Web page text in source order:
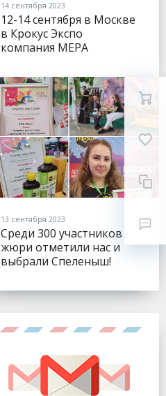
14 сентября 2023
12-14 сентября в Москве
в Крокус Экспо
компания МЕРА
бренды на выставке
ЦВЕТЫ ЭКСПО
(FLOWERSEXPO).
13 сентября 2023
Среди 300 участников -
жюри отметили нас и
выбрали Спеленыш!